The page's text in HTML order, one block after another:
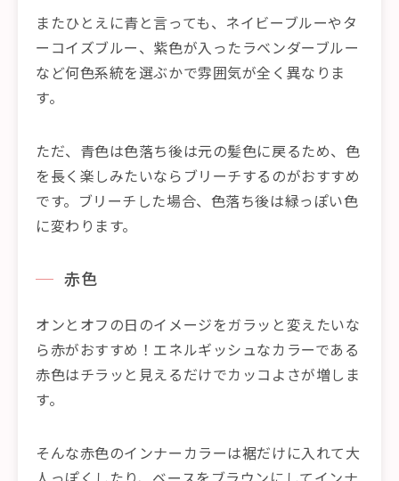
またひとえに青と言っても、ネイビーブルーやタ
ーコイズブルー、紫色が入ったラベンダーブルー
など何色系統を選ぶかで雰囲気が全く異なりま
す。
ただ、青色は色落ち後は元の髪色に戻るため、色
を長く楽しみたいならブリーチするのがおすすめ
です。ブリーチした場合、色落ち後は緑っぽい色
に変わります。
赤色
オンとオフの日のイメージをガラッと変えたいな
ら赤がおすすめ！エネルギッシュなカラーである
赤色はチラッと見えるだけでカッコよさが増しま
す。
そんな赤色のインナーカラーは裾だけに入れて大